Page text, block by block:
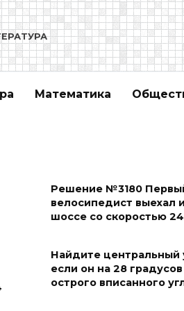
Математика
Решение №3180
велосипедист выехал
шоссе со скоростью
Найдите центральный
если он на 28
острого вписанного